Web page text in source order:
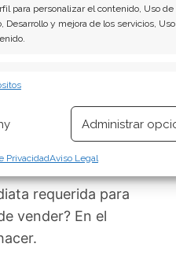
para personalizar el contenido, Uso de
y mejora de los servicios,
fraudes, y eliminar
Guardar y
Siempre
Administrar
PrivacidadAviso Legal
los 470 dólares
más
los 500 dólares.
agosto tiene la
requerida para
vender? En el